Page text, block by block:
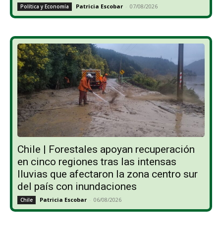
Política y Economía Patricia Escobar - 07/08/2026
Chile | Forestales apoyan recuperación
en cinco regiones tras las intensas
lluvias que afectaron la zona centro sur
del país con inundaciones
Chile Patricia Escobar - 06/08/2026